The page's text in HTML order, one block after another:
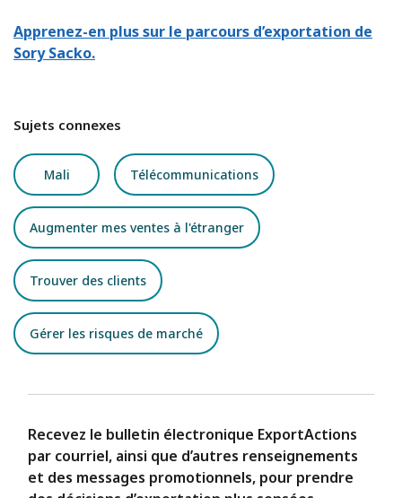
Apprenez-en plus sur le parcours d’exportation de
Sory Sacko.
Sujets connexes
Mali Télécommunications
Augmenter mes ventes à l'étranger
Trouver des clients
Gérer les risques de marché
Recevez le bulletin électronique ExportActions
par courriel, ainsi que d’autres renseignements
et des messages promotionnels, pour prendre